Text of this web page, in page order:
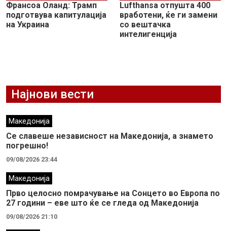
Франсоа Оланд: Трамп
подготвува капитулација
на Украина
Lufthansa отпушта 400
вработени, ќе ги замени
со вештачка
интелигенција
Најнови вести
Македонија
Се славеше независност на Македонија, а знамето
погрешно!
09/08/2026 23:44
Македонија
Прво целосно помрачување на Сонцето во Европа по
27 години – еве што ќе се гледа од Македонија
09/08/2026 21:10